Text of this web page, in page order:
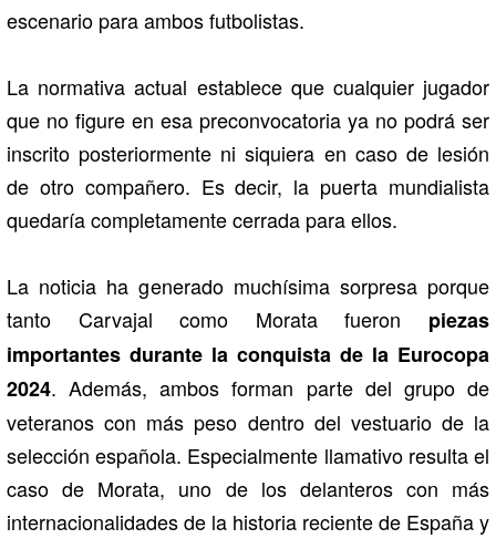
escenario para ambos futbolistas.
La normativa actual establece que cualquier jugador
que no figure en esa preconvocatoria ya no podrá ser
inscrito posteriormente ni siquiera en caso de lesión
de otro compañero. Es decir, la puerta mundialista
quedaría completamente cerrada para ellos.
La noticia ha generado muchísima sorpresa porque
tanto Carvajal como Morata fueron piezas
importantes durante la conquista de la Eurocopa
2024. Además, ambos forman parte del grupo de
veteranos con más peso dentro del vestuario de la
selección española. Especialmente llamativo resulta el
caso de Morata, uno de los delanteros con más
internacionalidades de la historia reciente de España y